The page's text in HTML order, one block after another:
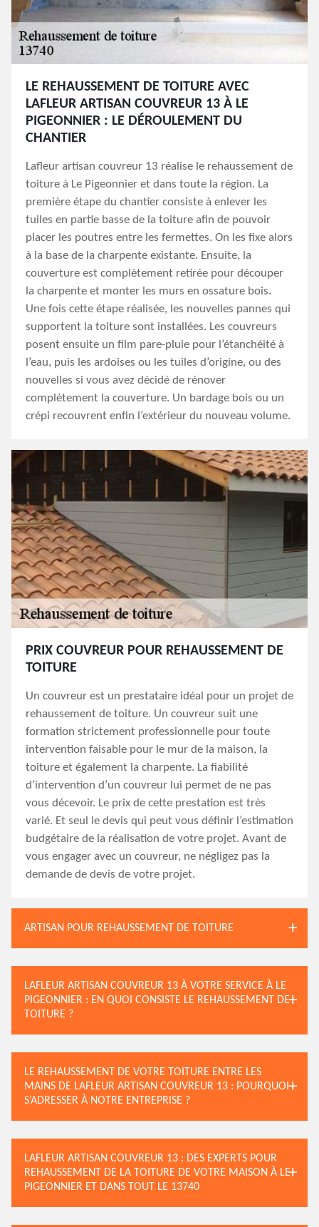
LE REHAUSSEMENT DE TOITURE AVEC
LAFLEUR ARTISAN COUVREUR 13 À LE
PIGEONNIER : LE DÉROULEMENT DU
CHANTIER
Lafleur artisan couvreur 13 réalise le rehaussement de
toiture à Le Pigeonnier et dans toute la région. La
première étape du chantier consiste à enlever les
tuiles en partie basse de la toiture afin de pouvoir
placer les poutres entre les fermettes. On les fixe alors
à la base de la charpente existante. Ensuite, la
couverture est complètement retirée pour découper
la charpente et monter les murs en ossature bois.
Une fois cette étape réalisée, les nouvelles pannes qui
supportent la toiture sont installées. Les couvreurs
posent ensuite un film pare-pluie pour l’étanchéité à
l’eau, puis les ardoises ou les tuiles d’origine, ou des
nouvelles si vous avez décidé de rénover
complètement la couverture. Un bardage bois ou un
crépi recouvrent enfin l’extérieur du nouveau volume.
PRIX COUVREUR POUR REHAUSSEMENT DE
TOITURE
Un couvreur est un prestataire idéal pour un projet de
rehaussement de toiture. Un couvreur suit une
formation strictement professionnelle pour toute
intervention faisable pour le mur de la maison, la
toiture et également la charpente. La fiabilité
d’intervention d’un couvreur lui permet de ne pas
vous décevoir. Le prix de cette prestation est très
varié. Et seul le devis qui peut vous définir l’estimation
budgétaire de la réalisation de votre projet. Avant de
vous engager avec un couvreur, ne négligez pas la
demande de devis de votre projet.
ARTISAN POUR REHAUSSEMENT DE TOITURE
LAFLEUR ARTISAN COUVREUR 13 À VOTRE SERVICE À LE
PIGEONNIER : EN QUOI CONSISTE LE REHAUSSEMENT DE
TOITURE ?
LE REHAUSSEMENT DE VOTRE TOITURE ENTRE LES
MAINS DE LAFLEUR ARTISAN COUVREUR 13 : POURQUOI
S’ADRESSER À NOTRE ENTREPRISE ?
LAFLEUR ARTISAN COUVREUR 13 : DES EXPERTS POUR
REHAUSSEMENT DE LA TOITURE DE VOTRE MAISON À LE
PIGEONNIER ET DANS TOUT LE 13740